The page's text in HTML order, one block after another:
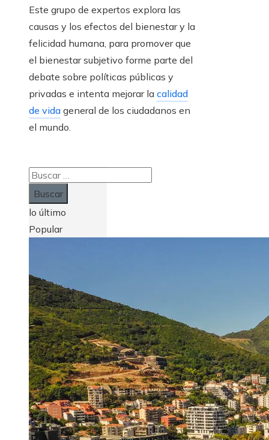
Este grupo de expertos explora las
causas y los efectos del bienestar y la
felicidad humana, para promover que
el bienestar subjetivo forme parte del
debate sobre políticas públicas y
privadas e intenta mejorar la calidad
de vida general de los ciudadanos en
el mundo.
Buscar:
lo último
Popular